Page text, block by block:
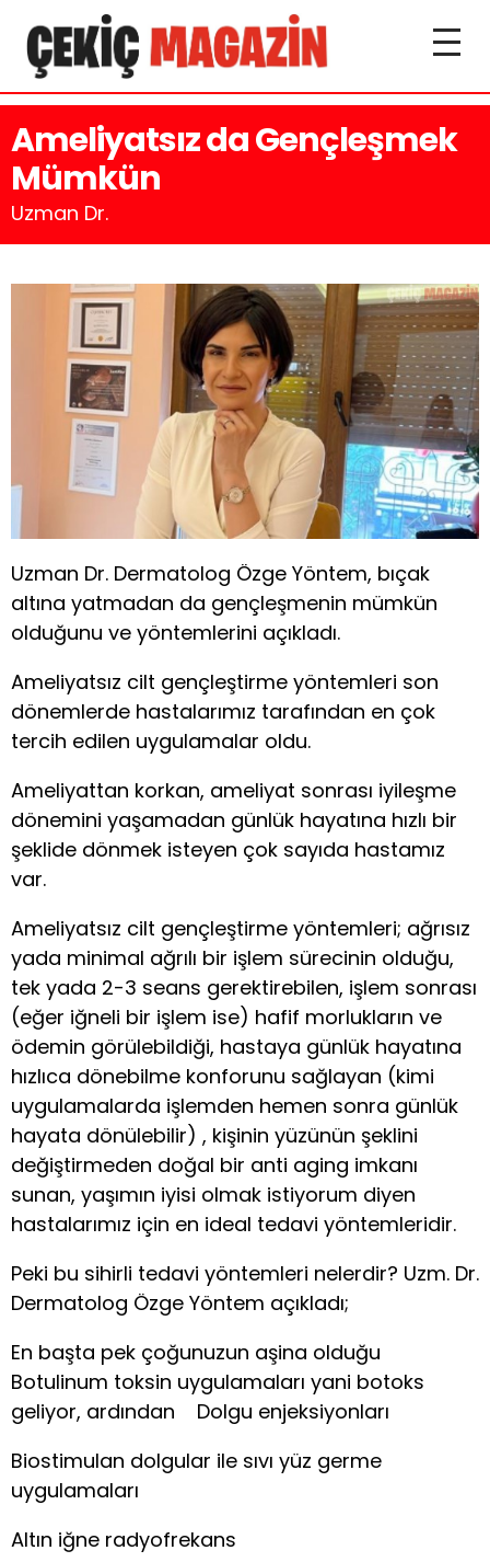
Ameliyatsız da Gençleşmek
Mümkün
Uzman Dr.
Uzman Dr. Dermatolog Özge Yöntem, bıçak
altına yatmadan da gençleşmenin mümkün
olduğunu ve yöntemlerini açıkladı.
Ameliyatsız cilt gençleştirme yöntemleri son
dönemlerde hastalarımız tarafından en çok
tercih edilen uygulamalar oldu.
Ameliyattan korkan, ameliyat sonrası iyileşme
dönemini yaşamadan günlük hayatına hızlı bir
şeklide dönmek isteyen çok sayıda hastamız
var.
Ameliyatsız cilt gençleştirme yöntemleri; ağrısız
yada minimal ağrılı bir işlem sürecinin olduğu,
tek yada 2-3 seans gerektirebilen, işlem sonrası
(eğer iğneli bir işlem ise) hafif morlukların ve
ödemin görülebildiği, hastaya günlük hayatına
hızlıca dönebilme konforunu sağlayan (kimi
uygulamalarda işlemden hemen sonra günlük
hayata dönülebilir) , kişinin yüzünün şeklini
değiştirmeden doğal bir anti aging imkanı
sunan, yaşımın iyisi olmak istiyorum diyen
hastalarımız için en ideal tedavi yöntemleridir.
Peki bu sihirli tedavi yöntemleri nelerdir? Uzm. Dr.
Dermatolog Özge Yöntem açıkladı;
En başta pek çoğunuzun aşina olduğu
Botulinum toksin uygulamaları yani botoks
geliyor, ardından Dolgu enjeksiyonları
Biostimulan dolgular ile sıvı yüz germe
uygulamaları
Altın iğne radyofrekans